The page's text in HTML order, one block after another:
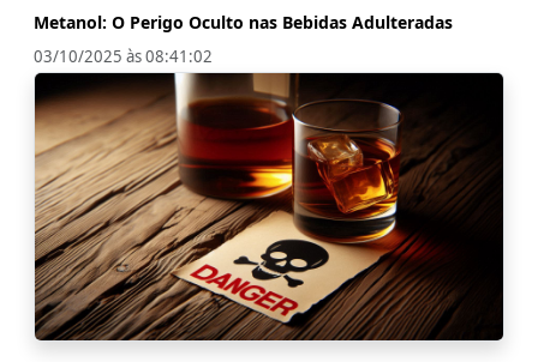
Metanol: O Perigo Oculto nas Bebidas Adulteradas
03/10/2025 às 08:41:02